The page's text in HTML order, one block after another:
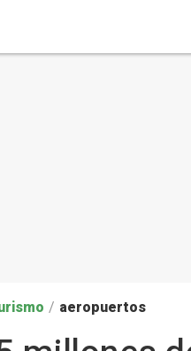
/ aeropuertos